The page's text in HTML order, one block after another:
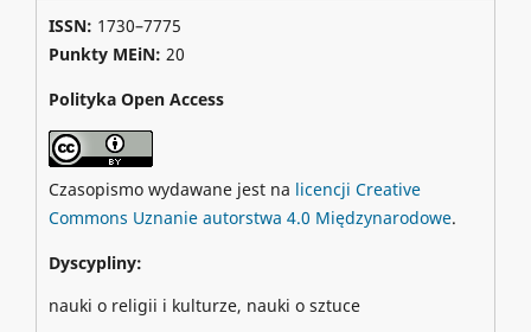
ISSN: 1730–7775
Punkty MEiN: 20
Polityka Open Access
Czasopismo wydawane jest na licencji Creative
Commons Uznanie autorstwa 4.0 Międzynarodowe.
Dyscypliny:
nauki o religii i kulturze, nauki o sztuce